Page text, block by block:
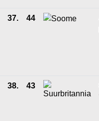
37. 44
38. 43